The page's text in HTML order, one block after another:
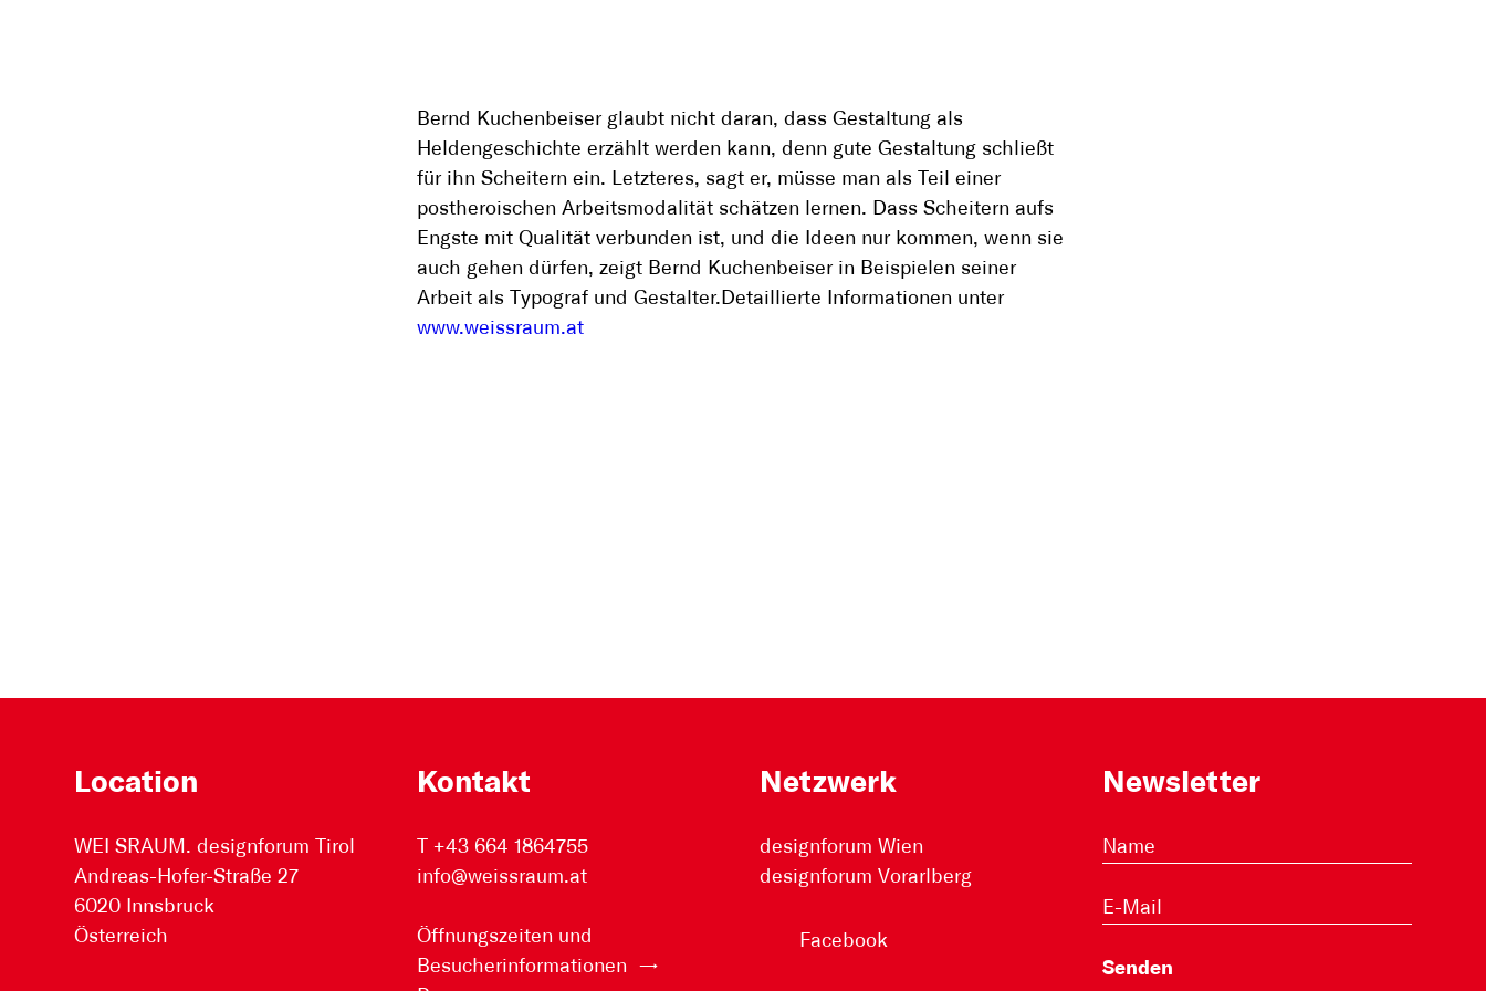
Bernd Kuchenbeiser glaubt nicht daran, dass Gestaltung als
Heldengeschichte erzählt werden kann, denn gute Gestaltung schließt
für ihn Scheitern ein. Letzteres, sagt er, müsse man als Teil einer
postheroischen Arbeitsmodalität schätzen lernen. Dass Scheitern aufs
Engste mit Qualität verbunden ist, und die Ideen nur kommen, wenn sie
auch gehen dürfen, zeigt Bernd Kuchenbeiser in Beispielen seiner
Arbeit als Typograf und Gestalter.Detaillierte Informationen unter
www.weissraum.at
Location
WEI SRAUM. designforum Tirol
Andreas-Hofer-Straße 27
6020 Innsbruck
Österreich
Kontakt
T +43 664 1864755
info@weissraum.at
Öffnungszeiten und
Besucherinformationen
Netzwerk
designforum Wien
designforum Vorarlberg
Facebook
Newsletter